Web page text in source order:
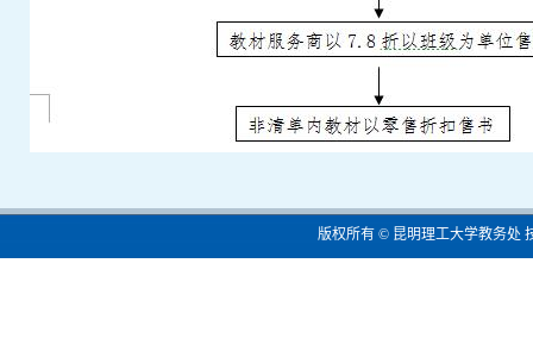
版权所有 © 昆明理工大学教务处